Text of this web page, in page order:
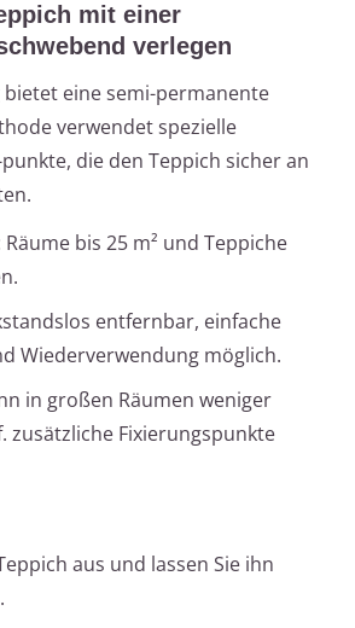
mit einer
verlegen
eine semi-permanente
verwendet spezielle
die den Teppich sicher an
Räume bis 25 m² und Teppiche
entfernbar, einfache
Wiederverwendung möglich.
in großen Räumen weniger
zusätzliche Fixierungspunkte
aus und lassen Sie ihn